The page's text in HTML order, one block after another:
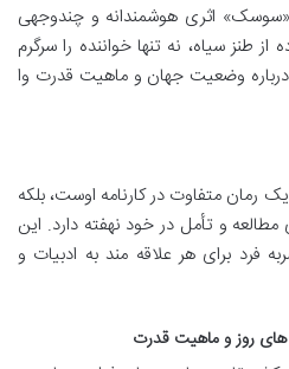
اثری هوشمندانه و چندوجهی
طنز سیاه، نه تنها خواننده را سرگرم
درباره وضعیت جهان و ماهیت قدرت وا
متفاوت در کارنامه اوست، بلکه
و تأمل در خود نهفته دارد. این
فرد برای هر علاقه مند به ادبیات و
روز و ماهیت قدرت